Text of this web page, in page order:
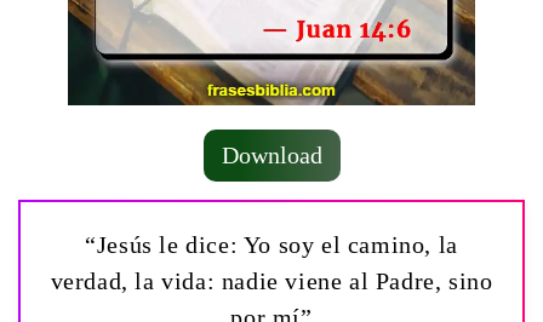
Download
“Jesús le dice: Yo soy el camino, la
verdad, la vida: nadie viene al Padre, sino
por mí”